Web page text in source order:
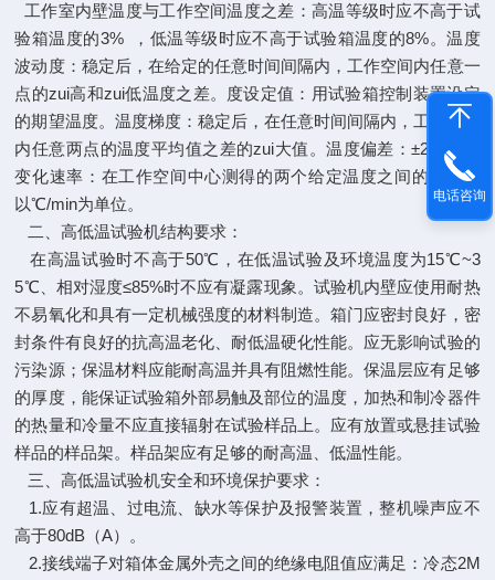
工作室内壁温度与工作空间温度之差：高温等级时应不高于试
验箱温度的3% ，低温等级时应不高于试验箱温度的8%。温度
波动度：稳定后，在给定的任意时间间隔内，工作空间内任意一
点的zui高和zui低温度之差。度设定值：用试验箱控制装置设定
的期望温度。温度梯度：稳定后，在任意时间间隔内，工作空间
内任意两点的温度平均值之差的zui大值。温度偏差：±2，温度
变化速率：在工作空间中心测得的两个给定温度之间的转变率
以℃/min为单位。
二、高低温试验机结构要求：
在高温试验时不高于50℃，在低温试验及环境温度为15℃~3
5℃、相对湿度≤85%时不应有凝露现象。试验机内壁应使用耐热
不易氧化和具有一定机械强度的材料制造。箱门应密封良好，密
封条件有良好的抗高温老化、耐低温硬化性能。应无影响试验的
污染源；保温材料应能耐高温并具有阻燃性能。保温层应有足够
的厚度，能保证试验箱外部易触及部位的温度，加热和制冷器件
的热量和冷量不应直接辐射在试验样品上。应有放置或悬挂试验
样品的样品架。样品架应有足够的耐高温、低温性能。
三、高低温试验机安全和环境保护要求：
1.应有超温、过电流、缺水等保护及报警装置，整机噪声应不
高于80dB（A）。
2.接线端子对箱体金属外壳之间的绝缘电阻值应满足：冷态2M
电话咨询